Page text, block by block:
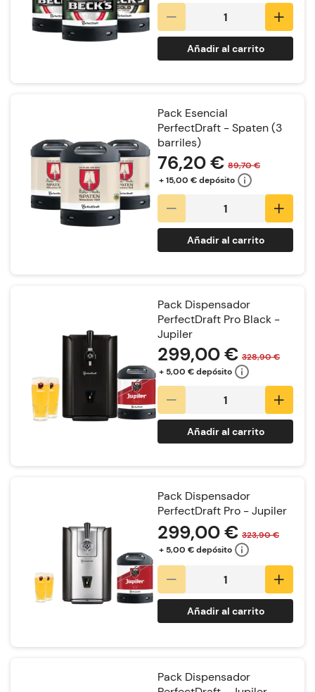
Añadir al carrito
Pack Esencial
PerfectDraft - Spaten (3
barriles)
76,20 € 89,70 €
+ 15,00 € depósito
Añadir al carrito
Pack Dispensador
PerfectDraft Pro Black -
Jupiler
299,00 € 328,90 €
+ 5,00 € depósito
Añadir al carrito
Pack Dispensador
PerfectDraft Pro - Jupiler
299,00 € 323,90 €
+ 5,00 € depósito
Añadir al carrito
Pack Dispensador